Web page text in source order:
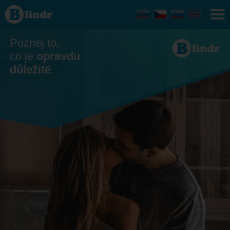
Seznamka
- On
hledá ji
Poznej to,
co je opravdu
důležité.